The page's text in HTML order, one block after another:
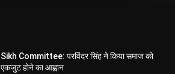
Sikh Committee: परविंदर सिंह ने किया समाज को
एकजुट होने का आह्वान